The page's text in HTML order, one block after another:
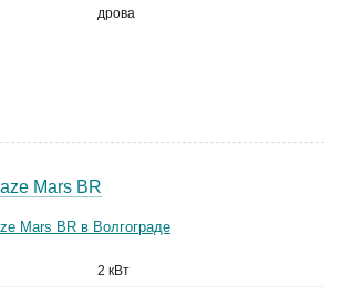
дрова
Mars BR
2 кВт